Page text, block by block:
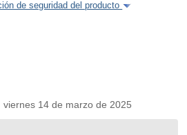
de seguridad del producto
14 de marzo de 2025